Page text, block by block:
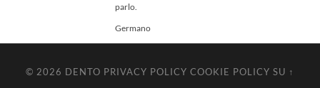
parlo.
Germano
© 2026 DENTO PRIVACY POLICY COOKIE POLICY SU ↑